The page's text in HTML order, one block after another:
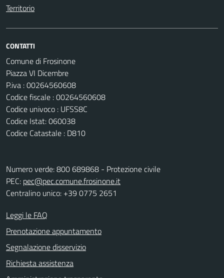
Territorio
CONTATTI
Comune di Frosinone
Piazza VI Dicembre
P.iva : 00264560608
Codice fiscale : 00264560608
Codice univoco : UFSS8C
Codice Istat: 060038
Codice Catastale : D810
Numero verde: 800 689868 - Protezione civile
PEC: pec@pec.comune.frosinone.it
Centralino unico: +39 0775 2651
Leggi le FAQ
Prenotazione appuntamento
Segnalazione disservizio
Richiesta assistenza